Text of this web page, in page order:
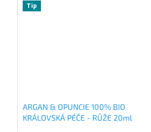
Tip
ARGAN & OPUNCIE 100% BIO
KRÁLOVSKÁ PÉČE - RŮŽE 20ml